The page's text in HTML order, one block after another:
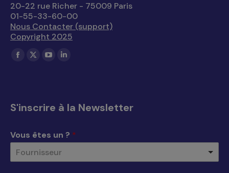
20-22 rue Richer - 75009 Paris
01-55-33-60-00
Nous Contacter (support)
Copyright 2025
Trouvez nous sur :
La
dans
nouvelle
fenêtre
La
dans
nouvelle
fenêtre
La
dans
nouvelle
fenêtre
La
dans
nouvelle
S'inscrire à la Newsletter
Vous êtes un ? *
Fournisseur